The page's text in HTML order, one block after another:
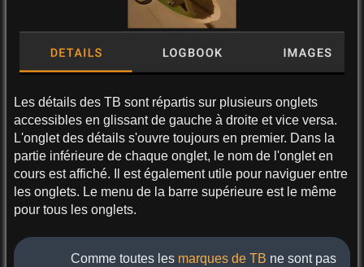
Les détails des TB sont répartis sur plusieurs onglets
accessibles en glissant de gauche à droite et vice versa.
L'onglet des détails s'ouvre toujours en premier. Dans la
partie inférieure de chaque onglet, le nom de l'onglet en
cours est affiché. Il est également utile pour naviguer entre
les onglets. Le menu de la barre supérieure est le même
pour tous les onglets.
Comme toutes les marques de TB ne sont pas